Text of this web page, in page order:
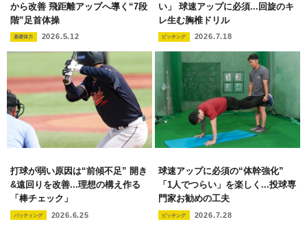
から改善 飛距離アップへ導く“7段
階”足首体操
基礎体力 2026.5.12
い」 球速アップに必須...回旋のキ
レ生む胸椎ドリル
ピッチング 2026.7.18
打球が弱い原因は“前傾不足” 開き
&遠回りを改善...理想の構え作る
「棒チェック」
バッティング 2026.6.25
球速アップに必須の“体幹強化”
「1人でつらい」を楽しく...投球専
門家お勧めの工夫
ピッチング 2026.7.28